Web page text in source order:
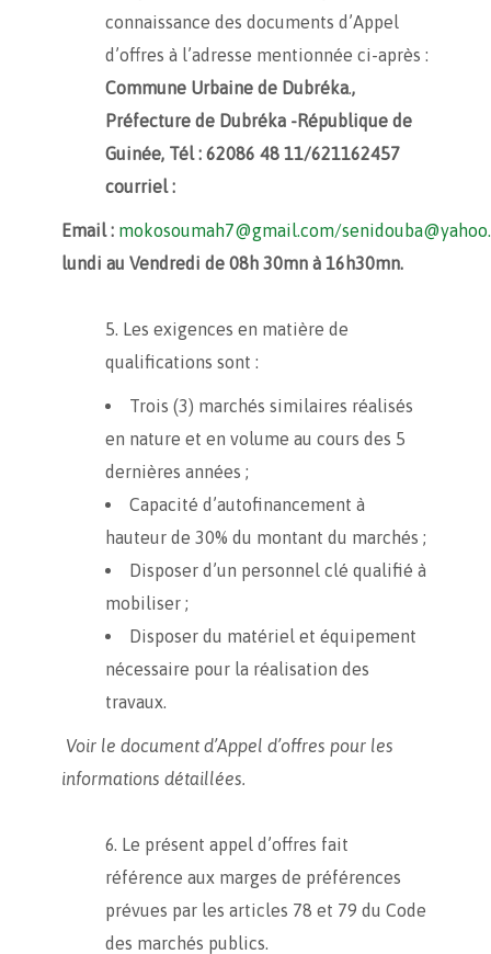
connaissance des documents d’Appel
d’offres à l’adresse mentionnée ci-après :
Commune Urbaine de Dubréka.,
Préfecture de Dubréka -République de
Guinée, Tél : 62086 48 11/621162457
courriel :
Email : mokosoumah7@gmail.com/
lundi au Vendredi de 08h 30mn à 16h30mn.
Les exigences en matière de
qualifications sont :
Trois (3) marchés similaires réalisés
en nature et en volume au cours des 5
dernières années ;
Capacité d’autofinancement à
hauteur de 30% du montant du marchés ;
Disposer d’un personnel clé qualifié à
mobiliser ;
Disposer du matériel et équipement
nécessaire pour la réalisation des
travaux.
Voir le document d’Appel d’offres pour les
informations détaillées.
Le présent appel d’offres fait
référence aux marges de préférences
prévues par les articles 78 et 79 du Code
des marchés publics.